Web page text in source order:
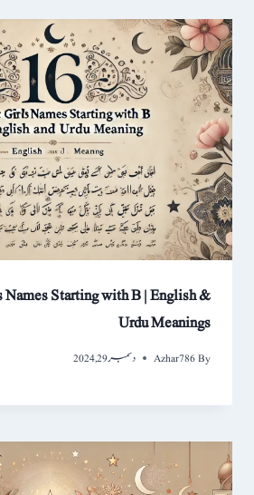
Starting with B | English &
Urdu Meanings
By
Azhar786 دسمبر 29, 2024